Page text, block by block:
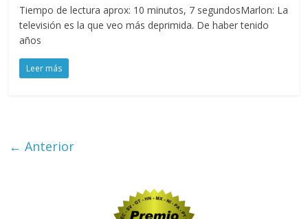
Tiempo de lectura aprox: 10 minutos, 7 segundosMarlon: La
televisión es la que veo más deprimida. De haber tenido
años
Leer más
← Anterior